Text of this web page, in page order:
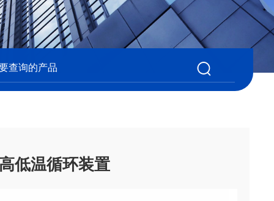
低温循环装置